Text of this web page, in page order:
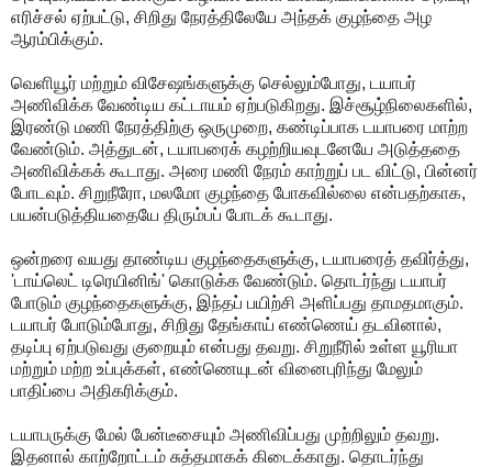
எரிச்சல் ஏற்பட்டு, சிறிது நேரத்திலேயே அந்தக் குழந்தை அழ
ஆரம்பிக்கும்.
வெளியூர் மற்றும் விசேஷங்களுக்கு செல்லும்போது, டயாபர்
அணிவிக்க வேண்டிய கட்டாயம் ஏற்படுகிறது. இச்சூழ்நிலைகளில்,
இரண்டு மணி நேரத்திற்கு ஒருமுறை, கண்டிப்பாக டயாபரை மாற்ற
வேண்டும். அத்துடன், டயாபரைக் கழற்றியவுடனேயே அடுத்ததை
அணிவிக்கக் கூடாது. அரை மணி நேரம் காற்றுப் பட விட்டு, பின்னர்
போடவும். சிறுநீரோ, மலமோ குழந்தை போகவில்லை என்பதற்காக,
பயன்படுத்தியதையே திரும்பப் போடக் கூடாது.
ஒன்றரை வயது தாண்டிய குழந்தைகளுக்கு, டயாபரைத் தவிர்த்து,
'டாய்லெட் டிரெயினிங்' கொடுக்க வேண்டும். தொடர்ந்து டயாபர்
போடும் குழந்தைகளுக்கு, இந்தப் பயிற்சி அளிப்பது தாமதமாகும்.
டயாபர் போடும்போது, சிறிது தேங்காய் எண்ணெய் தடவினால்,
தடிப்பு ஏற்படுவது குறையும் என்பது தவறு. சிறுநீரில் உள்ள யூரியா
மற்றும் மற்ற உப்புக்கள், எண்ணெயுடன் வினைபுரிந்து மேலும்
பாதிப்பை அதிகரிக்கும்.
டயாபருக்கு மேல் பேன்டீசையும் அணிவிப்பது முற்றிலும் தவறு.
இதனால் காற்றோட்டம் சுத்தமாகக் கிடைக்காது. தொடர்ந்து